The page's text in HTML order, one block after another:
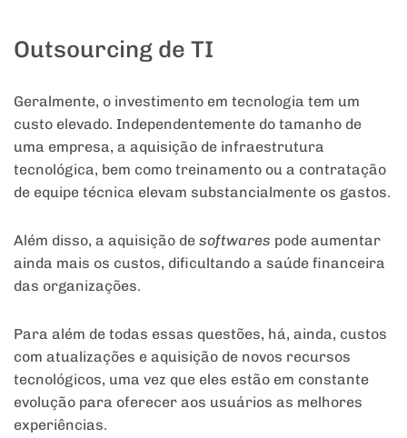
Outsourcing de TI
Geralmente, o investimento em tecnologia tem um
custo elevado. Independentemente do tamanho de
uma empresa, a aquisição de infraestrutura
tecnológica, bem como treinamento ou a contratação
de equipe técnica elevam substancialmente os gastos.
Além disso, a aquisição de softwares pode aumentar
ainda mais os custos, dificultando a saúde financeira
das organizações.
Para além de todas essas questões, há, ainda, custos
com atualizações e aquisição de novos recursos
tecnológicos, uma vez que eles estão em constante
evolução para oferecer aos usuários as melhores
experiências.